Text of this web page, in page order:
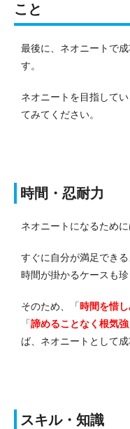
こと
最後に、ネオニートで
す。
ネオニートを目指して
てみてください。
時間・忍耐力
ネオニートになるため
すぐに自分が満足でき
時間が掛かるケースも珍
そのため、「時間を惜
「諦めることなく根気
ば、ネオニートとして
スキル・知識